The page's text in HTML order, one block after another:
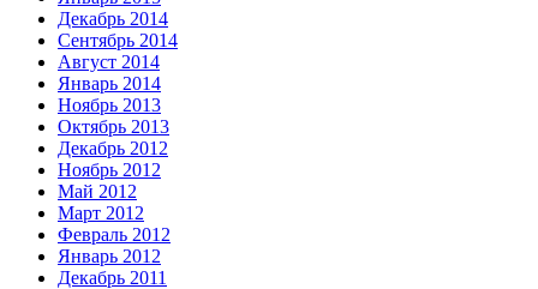
Декабрь 2014
Сентябрь 2014
Август 2014
Январь 2014
Ноябрь 2013
Октябрь 2013
Декабрь 2012
Ноябрь 2012
Май 2012
Март 2012
Февраль 2012
Январь 2012
Декабрь 2011